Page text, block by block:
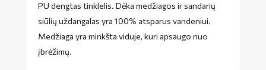
PU dengtas tinklelis. Dėka medžiagos ir sandarių
siūlių uždangalas yra 100% atsparus vandeniui.
Medžiaga yra minkšta viduje, kuri apsaugo nuo
įbrėžimų.